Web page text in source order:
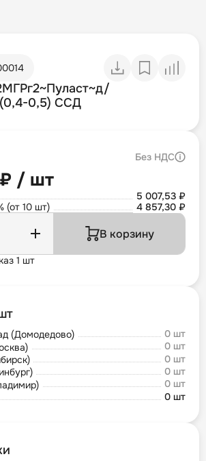
0,5) ССД
Без НДС
/ шт
5 007,53 ₽
(от 10 шт)
4 857,30 ₽
В корзину
1 шт
(Домодедово)
0 шт
0 шт
0 шт
0 шт
0 шт
0 шт